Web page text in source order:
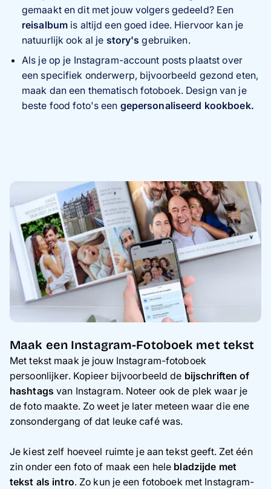
gemaakt en dit met jouw volgers gedeeld? Een
reisalbum is altijd een goed idee. Hiervoor kan je
natuurlijk ook al je story's gebruiken.
Als je op je Instagram-account posts plaatst over
een specifiek onderwerp, bijvoorbeeld gezond eten,
maak dan een thematisch fotoboek. Design van je
beste food foto's een gepersonaliseerd kookboek.
Maak een Instagram-Fotoboek met tekst
Met tekst maak je jouw Instagram-fotoboek
persoonlijker. Kopieer bijvoorbeeld de bijschriften of
hashtags van Instagram. Noteer ook de plek waar je
de foto maakte. Zo weet je later meteen waar die ene
zonsondergang of dat leuke café was.
Je kiest zelf hoeveel ruimte je aan tekst geeft. Zet één
zin onder een foto of maak een hele bladzijde met
tekst als intro. Zo kun je een fotoboek met Instagram-